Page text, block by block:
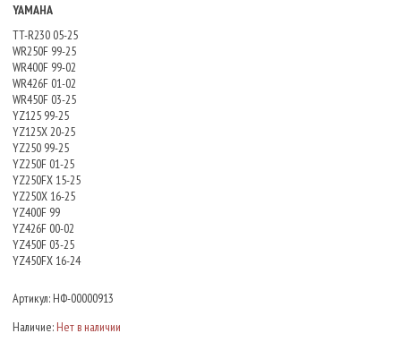
YAMAHA
TT-R230 05-25
WR250F 99-25
WR400F 99-02
WR426F 01-02
WR450F 03-25
YZ125 99-25
YZ125X 20-25
YZ250 99-25
YZ250F 01-25
YZ250FX 15-25
YZ250X 16-25
YZ400F 99
YZ426F 00-02
YZ450F 03-25
YZ450FX 16-24
Артикул: НФ-00000913
Наличие: Нет в наличии